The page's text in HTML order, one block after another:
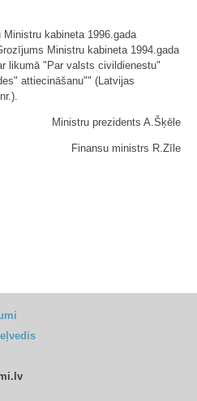
kabineta 1996.gada
Ministru kabineta 1994.gada
likumā "Par valsts civildienestu"
attiecināšanu"" (Latvijas
Ministru prezidents A.Šķēle
Finansu ministrs R.Zīle